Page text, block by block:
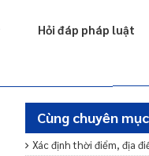
Hỏi đáp pháp luật
Cùng chuyên mục
Xác định thời điểm, địa